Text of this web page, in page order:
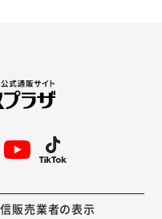
販売業者の表示